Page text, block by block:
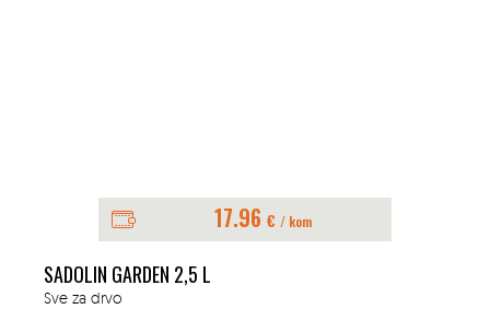
17.96 € / kom
SADOLIN GARDEN 2,5 L
Sve za drvo